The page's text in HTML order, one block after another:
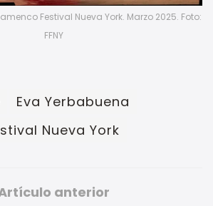
Festival Nueva York. Marzo 2025. Foto:
FFNY
Eva Yerbabuena
Nueva York
anterior